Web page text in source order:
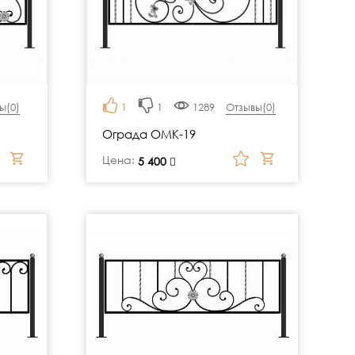
0) 1 1 1289 Отзывы(0)
Ограда ОМК-19
Цена: 5 400
руб.